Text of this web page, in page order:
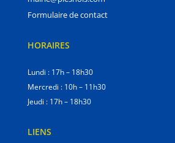
Formulaire de contact
HORAIRES
Lundi : 17h – 18h30
Mercredi : 10h – 11h30
Jeudi : 17h – 18h30
LIENS